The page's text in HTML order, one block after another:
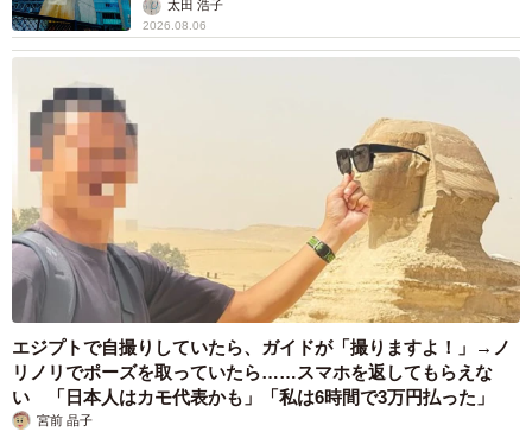
太田 浩子
2026.08.06
エジプトで自撮りしていたら、ガイドが「撮りますよ！」→ノ
リノリでポーズを取っていたら……スマホを返してもらえな
い 「日本人はカモ代表かも」「私は6時間で3万円払った」
宮前 晶子